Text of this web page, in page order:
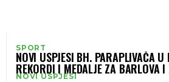
SPORT
NOVI USPJESI BH. PARAPLIVAČA U
REKORDI I MEDALJE ZA BARLOVA
NOVI USPJESI